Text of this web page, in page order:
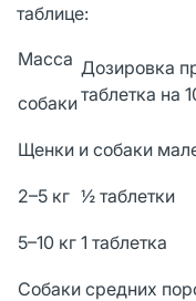
таблице:
Macca
собаки
Дозировка
таблетка на
Щенки и собаки
2–5 кг ½ таблетки
5–10 кг 1 таблетка
Собаки средних